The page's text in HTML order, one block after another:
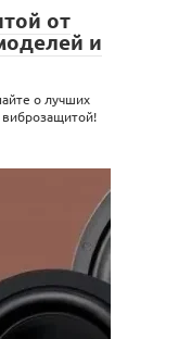
от
и
о лучших
виброзащитой!